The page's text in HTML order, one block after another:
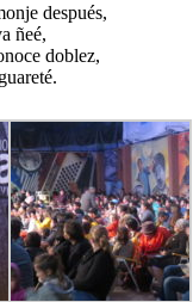
después,
ñeé,
doblez,